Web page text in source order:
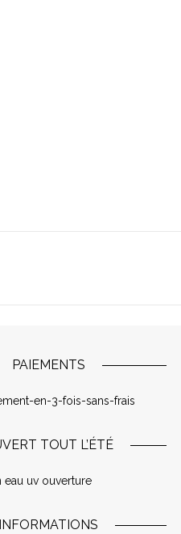
PAIEMENTS
TOUT L’ÉTÉ
INFORMATIONS